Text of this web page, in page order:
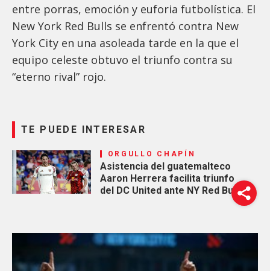
entre porras, emoción y euforia futbolística. El
New York Red Bulls se enfrentó contra New
York City en una asoleada tarde en la que el
equipo celeste obtuvo el triunfo contra su
“eterno rival” rojo.
TE PUEDE INTERESAR
ORGULLO CHAPÍN
Asistencia del guatemalteco
Aaron Herrera facilita triunfo
del DC United ante NY Red Bulls